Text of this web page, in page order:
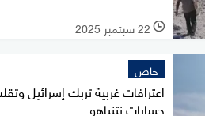
l 22 سبتمبر 2025
خاص
اعترافات غربية تربك إسرائيل
حسابات نتنياهو